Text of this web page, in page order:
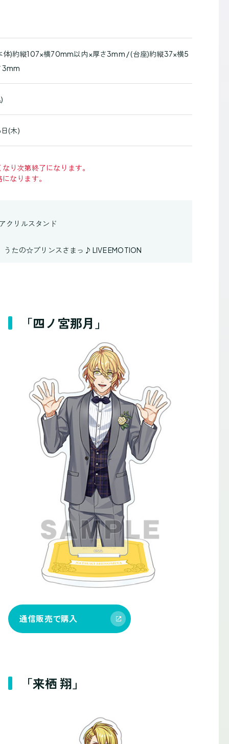
体)約縦107×横70mm以内×厚さ3mm / (台座)約縦37×横5
3mm
(木)
り次第終了になります。
なります。
アクリルスタンド
うたの☆プリンスさまっ♪ LIVE EMOTION
「四ノ宮那月」
通信販売で購入
「来栖 翔」